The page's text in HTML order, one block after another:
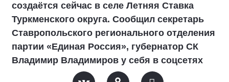
создаётся сейчас в селе Летняя Ставка
Туркменского округа. Сообщил секретарь
Ставропольского регионального отделения
партии «Единая Россия», губернатор СК
Владимир Владимиров у себя в соцсетях